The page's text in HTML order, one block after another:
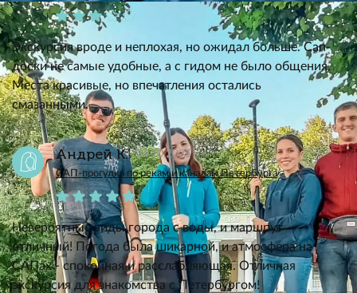
Экскурсия вроде и неплохая, но ожидал больше. Сап-
доски не самые удобные, а с гидом не было общения.
Места красивые, но впечатления остались
смазанными.
Андрей К. 24.10.2025
САП-прогулка по рекам и каналам Петербурга
Невероятные виды города с воды, и маршрут
отличный! Погода была шикарной, и атмосфера на
САПах - спокойная и расслабляющая. Отличная
экскурсия для знакомства с Петербургом!